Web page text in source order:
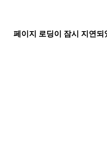
페이지 로딩이 잠시 지연